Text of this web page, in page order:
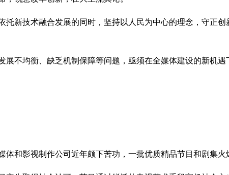
技术融合发展的同时，坚持以人民为中心的理念，守正创
不均衡、缺乏机制保障等问题，亟须在全媒体建设的新机遇
和影视制作公司近年颇下苦功，一批优质精品节目和剧集火